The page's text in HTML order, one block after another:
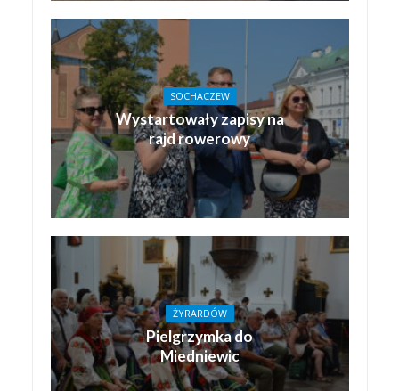
SOCHACZEW
Wystartowały zapisy na
rajd rowerowy
ŻYRARDÓW
Pielgrzymka do
Miedniewic